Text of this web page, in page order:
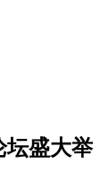
坛盛大举